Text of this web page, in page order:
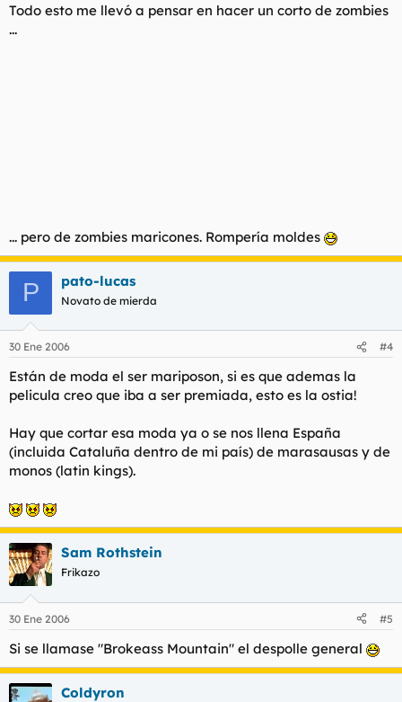
Todo esto me llevó a pensar en hacer un corto de zombies
...
... pero de zombies maricones. Rompería moldes
P pato-lucas
Novato de mierda
30 Ene 2006 #4
Están de moda el ser mariposon, si es que ademas la
pelicula creo que iba a ser premiada, esto es la ostia!
Hay que cortar esa moda ya o se nos llena España
(incluida Cataluña dentro de mi país) de marasausas y de
monos (latin kings).
Sam Rothstein
Frikazo
30 Ene 2006 #5
Si se llamase "Brokeass Mountain" el despolle general
Coldyron